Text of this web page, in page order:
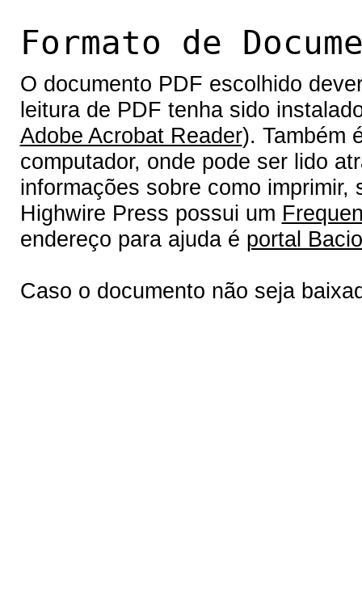
Formato de
O documento PDF escolhido
leitura de PDF tenha sido
Adobe Acrobat Reader). Também
computador, onde pode ser lido
informações sobre como
Highwire Press possui um
endereço para ajuda é portal
Caso o documento não seja